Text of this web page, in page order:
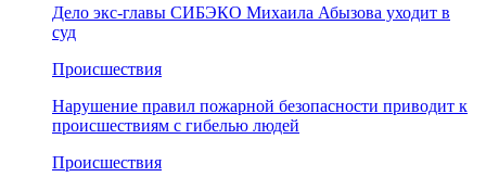
Дело экс-главы СИБЭКО Михаила Абызова уходит в
суд
Происшествия
Нарушение правил пожарной безопасности приводит к
происшествиям с гибелью людей
Происшествия